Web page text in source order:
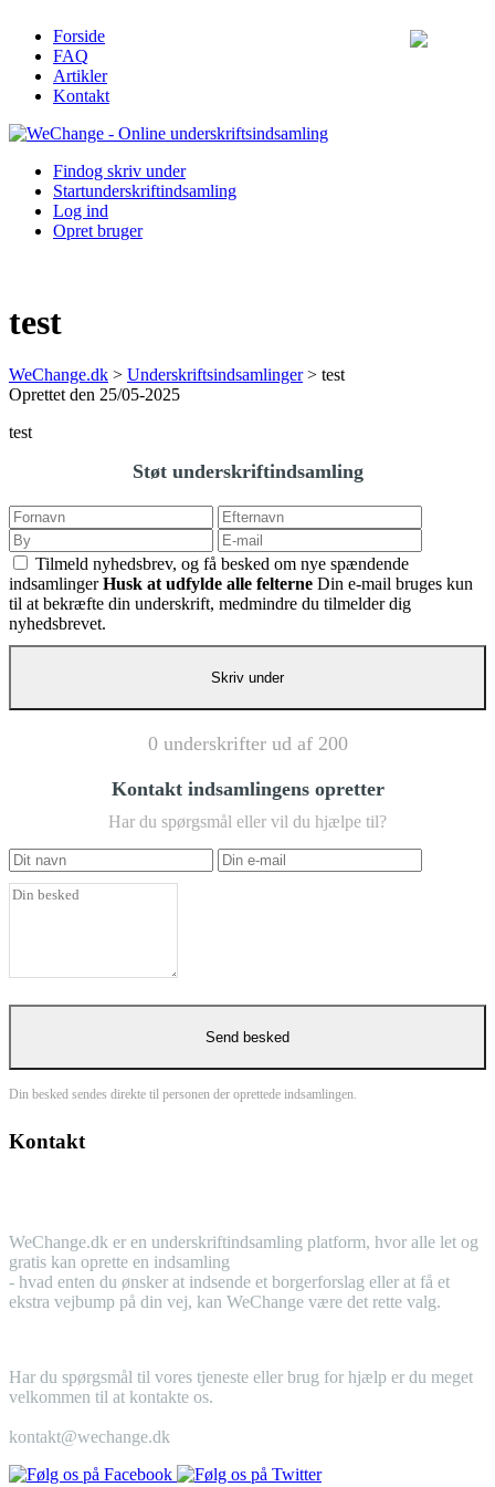
Forside
FAQ
Artikler
Kontakt
Findog skriv under
Startunderskriftindsamling
Log ind
Opret bruger
test
WeChange.dk > Underskriftsindsamlinger > test
Oprettet den 25/05-2025
test
Støt underskriftindsamling
Tilmeld nyhedsbrev, og få besked om nye spændende
indsamlinger Husk at udfylde alle felterne Din e-mail bruges kun
til at bekræfte din underskrift, medmindre du tilmelder dig
nyhedsbrevet.
0 underskrifter ud af 200
Kontakt indsamlingens opretter
Har du spørgsmål eller vil du hjælpe til?
Din besked sendes direkte til personen der oprettede indsamlingen.
Kontakt
WeChange.dk er en underskriftindsamling platform, hvor alle let og
gratis kan oprette en indsamling
- hvad enten du ønsker at indsende et borgerforslag eller at få et
ekstra vejbump på din vej, kan WeChange være det rette valg.
Har du spørgsmål til vores tjeneste eller brug for hjælp er du meget
velkommen til at kontakte os.
kontakt@wechange.dk